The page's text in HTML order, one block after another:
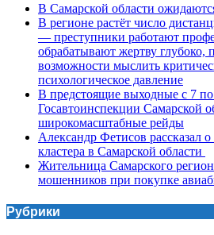
В Самарской области
В регионе растёт число
— преступники работают
обрабатывают жертву глубоко,
возможности мыслить
психологическое давление
В предстоящие выходные с 7 по
Госавтоинспекции Самарской
широкомасштабные рейды
Александр Фетисов рассказал
кластера в Самарской области
Жительница Самарского
мошенников при покупке
Рубрики